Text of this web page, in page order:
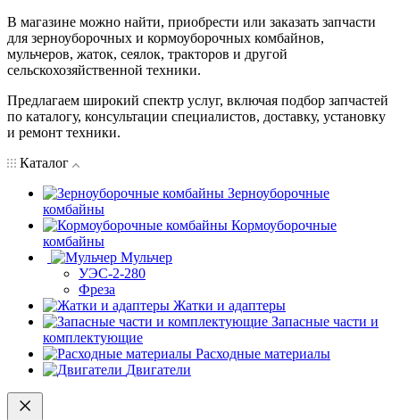
В магазине можно найти, приобрести или заказать запчасти
для зерноуборочных и кормоуборочных комбайнов,
мульчеров, жаток, сеялок, тракторов и другой
сельскохозяйственной техники.
Предлагаем широкий спектр услуг, включая подбор запчастей
по каталогу, консультации специалистов, доставку, установку
и ремонт техники.
Каталог
Зерноуборочные
комбайны
Кормоуборочные
комбайны
Мульчер
УЭС-2-280
Фреза
Жатки и адаптеры
Запасные части и
комплектующие
Расходные материалы
Двигатели